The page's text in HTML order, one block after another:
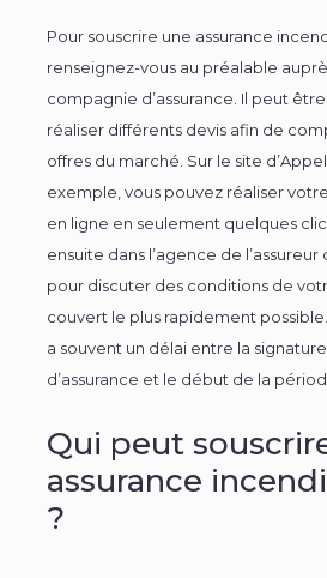
Pour souscrire une assurance
renseignez-vous au préalable
compagnie d’assurance. Il peut
réaliser différents devis afin de
offres du marché. Sur le site
exemple, vous pouvez réaliser
en ligne en seulement quelques
ensuite dans l’agence de l’assureur
pour discuter des conditions de
couvert le plus rapidement possible.
a souvent un délai entre la
d’assurance et le début de la
Qui peut
assurance
?